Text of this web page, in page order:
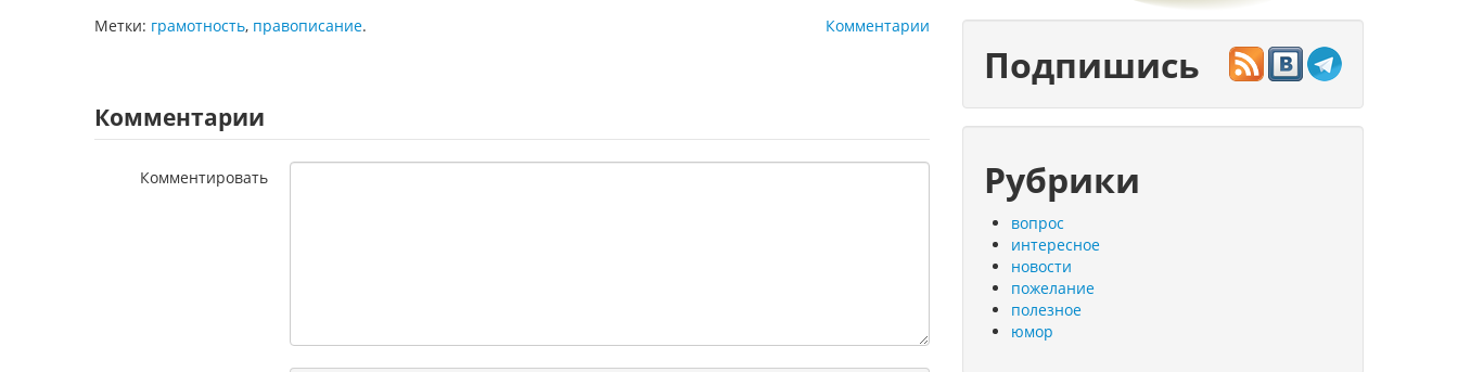
Комментарии
Метки: грамотность, правописание.
Комментарии
Комментировать
Подпишись
Рубрики
вопрос
интересное
новости
пожелание
полезное
юмор